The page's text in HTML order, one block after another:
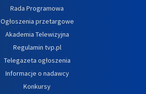
Rada Programowa
Ogłoszenia przetargowe
Akademia Telewizyjna
Regulamin tvp.pl
Telegazeta ogłoszenia
Informacje o nadawcy
Konkursy